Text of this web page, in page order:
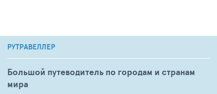
РУТРАВЕЛЛЕР
Большой путеводитель по городам и странам
мира